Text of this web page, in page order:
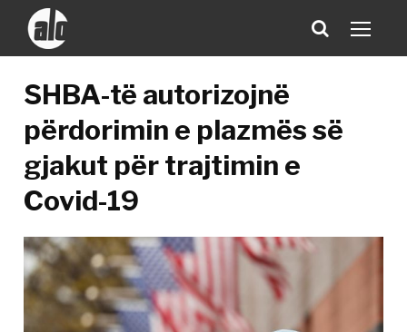
SHBA-të autorizojnë
përdorimin e plazmës së
gjakut për trajtimin e
Covid-19